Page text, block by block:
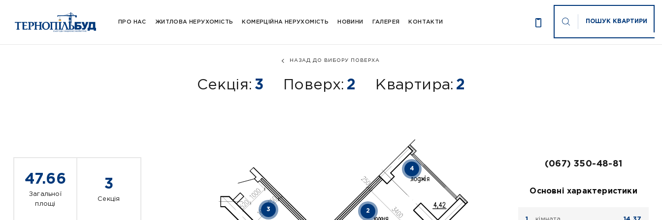
ПРО НАС ЖИТЛОВА НЕРУХОМІСТЬ КОМЕРЦІЙНА НЕРУХОМІСТЬ НОВИНИ ГАЛЕРЕЯ КОНТАКТИ ПОШУК КВАРТИРИ
НАЗАД ДО ВИБОРУ ПОВЕРХА
Секція: 3 Поверх: 2 Квартира: 2
2
3
4
47.66
Загальної
площі
3
Секція
(067) 350-48-81
Основні характеристики